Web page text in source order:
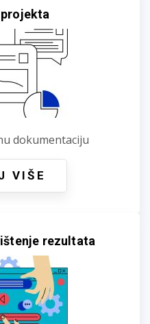
dokumentaciju
VIŠE
rezultata